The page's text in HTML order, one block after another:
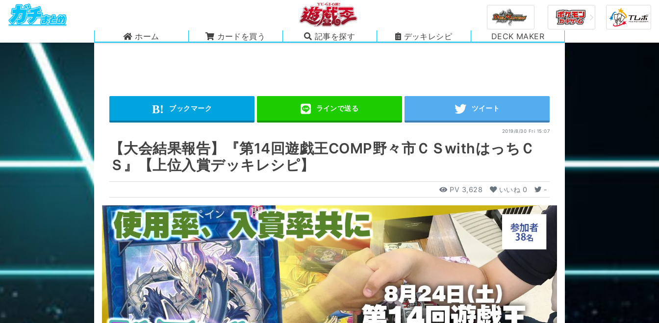
ホーム カードを買う 記事を探す デッキレシピ DECK MAKER
2019/8/30 Fri 15:07
【大会結果報告】『第14回遊戯王COMP野々市ＣＳwithはっちＣ
Ｓ』【上位入賞デッキレシピ】
PV 3,628 いいね 0 -